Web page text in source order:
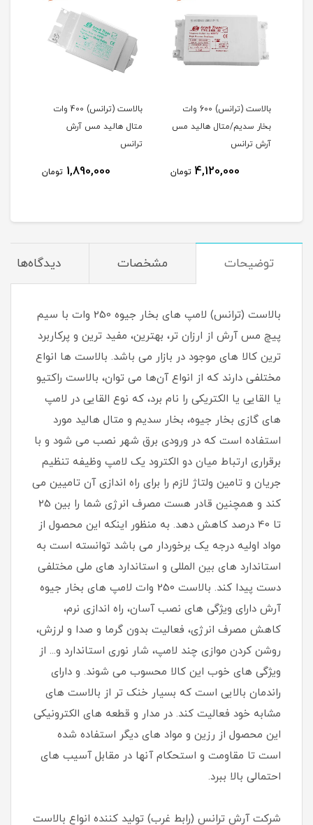
بالاست (ترانس) 600 وات
بخار سدیم/متال هالید مس
آرش ترانس
4,120,000 تومان
بالاست (ترانس) 400 وات
متال هالید مس آرش
ترانس
1,890,000 تومان
توضیحات مشخصات دیدگاه‌ها
بالاست (ترانس) لامپ های بخار جیوه 250 وات با سیم
پیچ مس آرش از ارزان تر، بهترین، مفید ترین و پرکاربرد
ترین کالا های موجود در بازار می باشد. بالاست ها انواع
مختلفی دارند که از انواع آن‌ها می توان، بالاست راکتیو
یا القایی یا الکتریکی را نام برد، که نوع القایی در لامپ
های گازی بخار جیوه، بخار سدیم و متال هالید مورد
استفاده است که در ورودی برق شهر نصب می شود و با
برقراری ارتباط میان دو الکترود یک لامپ وظیفه تنظیم
جریان و تامین ولتاژ لازم را برای راه اندازی آن تامیین می
کند و همچنین قادر هست مصرف انرژی شما را بین 25
تا 40 درصد کاهش دهد. به منظور اینکه این محصول از
مواد اولیه درجه یک برخوردار می باشد توانسته است به
استاندارد های بین المللی و استاندارد های ملی مختلفی
دست پیدا کند. بالاست 250 وات لامپ های بخار جیوه
آرش دارای ویژگی های نصب آسان، راه اندازی نرم،
کاهش مصرف انرژی، فعالیت بدون گرما و صدا و لرزش،
روشن کردن موازی چند لامپ، شار نوری استاندارد و... از
ویژگی های خوب این کالا محسوب می شوند. و دارای
راندمان بالایی است که بسیار خنک تر از بالاست های
مشابه خود فعالیت کند. در مدار و قطعه های الکترونیکی
این محصول از رزین و مواد های دیگر استفاده شده
است تا مقاومت و استحکام آنها در مقابل آسیب های
احتمالی بالا ببرد.
شرکت آرش ترانس (رابط غرب) تولید کننده انواع بالاست